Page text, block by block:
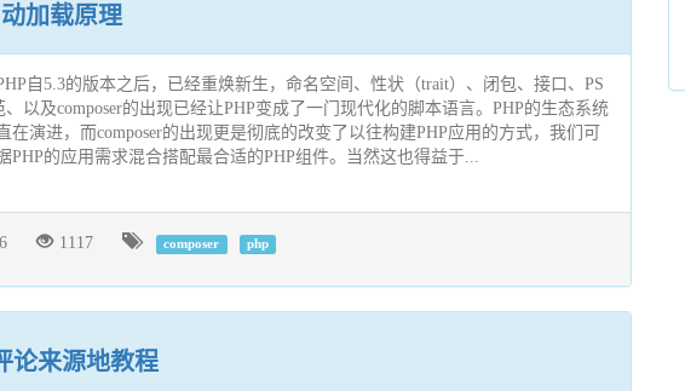
加载原理
自5.3的版本之后，已经重焕新生，命名空间、性状（trait）、闭包、接口、PS
、以及composer的出现已经让PHP变成了一门现代化的脚本语言。PHP的生态系统
在演进，而composer的出现更是彻底的改变了以往构建PHP应用的方式，我们可
PHP的应用需求混合搭配最合适的PHP组件。当然这也得益于...
1117 composer php
论来源地教程